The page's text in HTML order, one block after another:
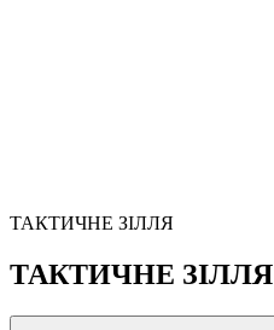
ТАКТИЧНЕ ЗІЛЛЯ
ТАКТИЧНЕ ЗІЛЛЯ